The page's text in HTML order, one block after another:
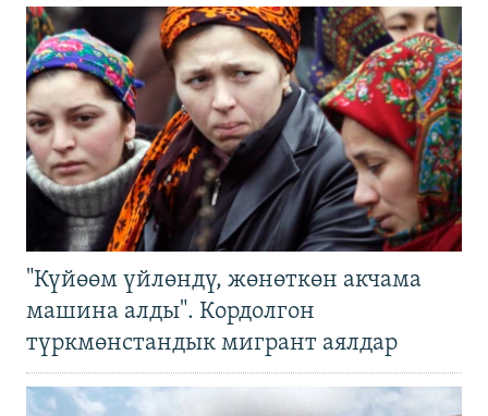
"Күйөөм үйлөндү, жөнөткөн акчама
машина алды". Кордолгон
түркмөнстандык мигрант аялдар